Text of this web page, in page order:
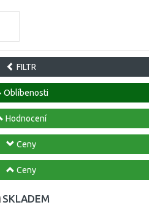
FILTR
Oblíbenosti
Hodnocení
Ceny
Ceny
SKLADEM